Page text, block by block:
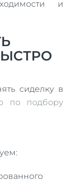
и
сиделку в
по подбору